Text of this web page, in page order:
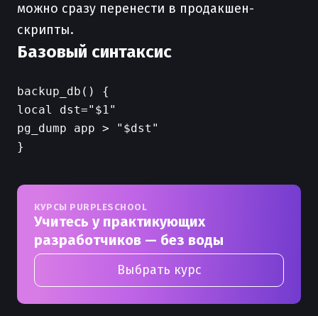
можно сразу перенести в продакшен-
скрипты.
Базовый синтаксис
backup_db() {
local dst="$1"
pg_dump app > "$dst"
КУРСЫ PURPLESCHOOL
Учитесь у практикующих
разработчиков — без воды
Выбрать курс